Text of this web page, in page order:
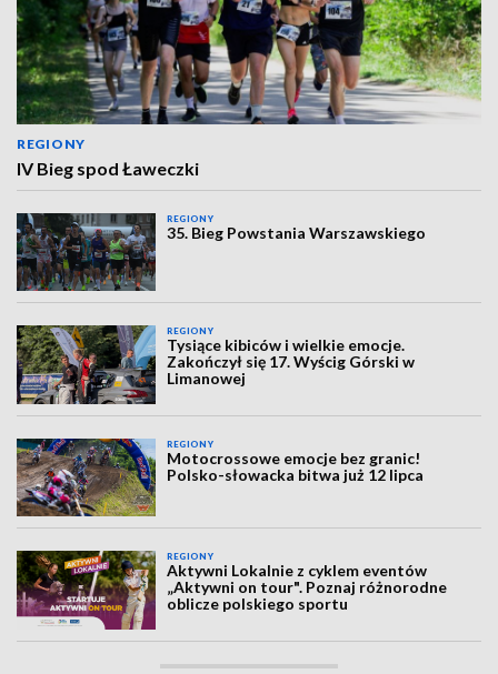
REGIONY
IV Bieg spod Ławeczki
REGIONY
35. Bieg Powstania Warszawskiego
REGIONY
Tysiące kibiców i wielkie emocje.
Zakończył się 17. Wyścig Górski w
Limanowej
REGIONY
Motocrossowe emocje bez granic!
Polsko-słowacka bitwa już 12 lipca
REGIONY
Aktywni Lokalnie z cyklem eventów
„Aktywni on tour". Poznaj różnorodne
oblicze polskiego sportu